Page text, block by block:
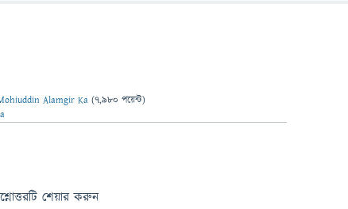
Alamgir Ka (7,980 পয়েন্ট)
শেয়ার করুন